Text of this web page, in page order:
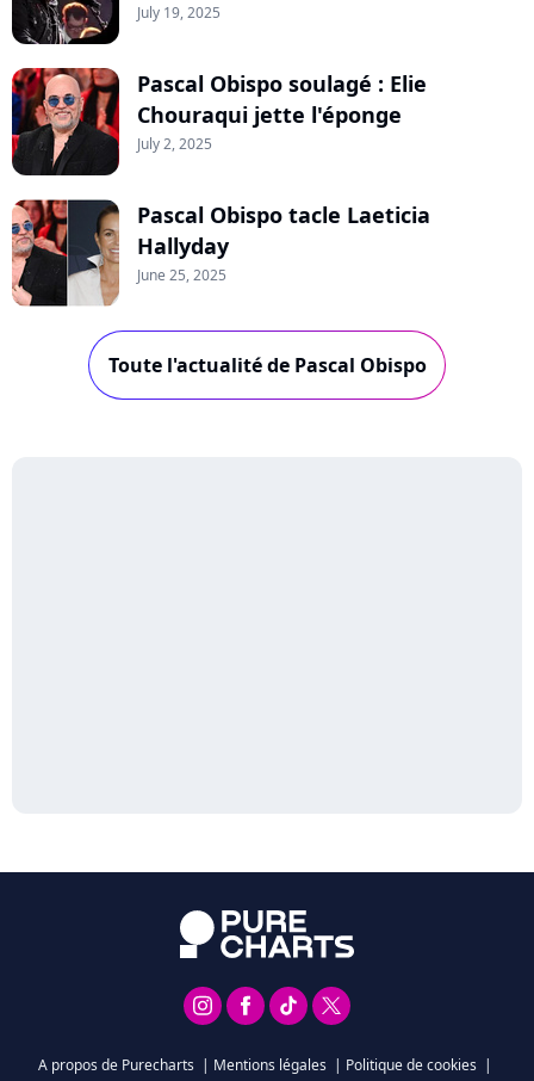
July 19, 2025
Pascal Obispo soulagé : Elie
Chouraqui jette l'éponge
July 2, 2025
Pascal Obispo tacle Laeticia
Hallyday
June 25, 2025
Toute l'actualité de Pascal Obispo
A propos de Purecharts | Mentions légales | Politique de cookies |